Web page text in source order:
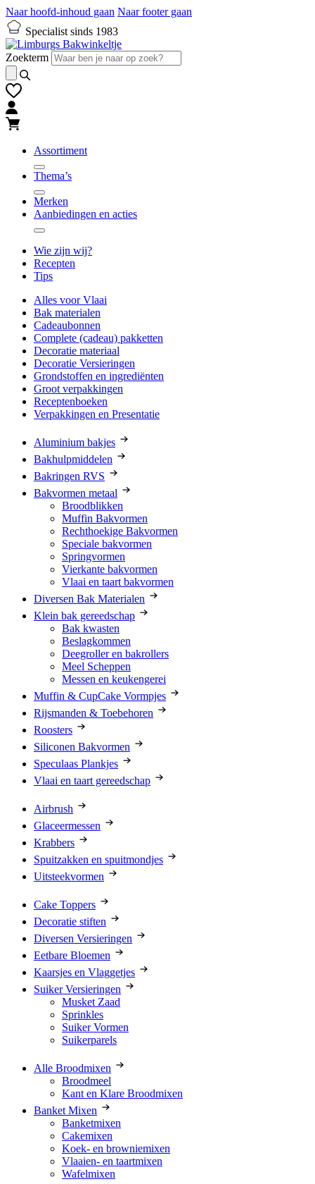
Naar hoofd-inhoud gaan Naar footer gaan
Specialist sinds 1983
Zoekterm
Assortiment
Thema’s
Merken
Aanbiedingen en acties
Wie zijn wij?
Recepten
Tips
Alles voor Vlaai
Bak materialen
Cadeaubonnen
Complete (cadeau) pakketten
Decoratie materiaal
Decoratie Versieringen
Grondstoffen en ingrediënten
Groot verpakkingen
Receptenboeken
Verpakkingen en Presentatie
Aluminium bakjes
Bakhulpmiddelen
Bakringen RVS
Bakvormen metaal
Broodblikken
Muffin Bakvormen
Rechthoekige Bakvormen
Speciale bakvormen
Springvormen
Vierkante bakvormen
Vlaai en taart bakvormen
Diversen Bak Materialen
Klein bak gereedschap
Bak kwasten
Beslagkommen
Deegroller en bakrollers
Meel Scheppen
Messen en keukengerei
Muffin & CupCake Vormpjes
Rijsmanden & Toebehoren
Roosters
Siliconen Bakvormen
Speculaas Plankjes
Vlaai en taart gereedschap
Airbrush
Glaceermessen
Krabbers
Spuitzakken en spuitmondjes
Uitsteekvormen
Cake Toppers
Decoratie stiften
Diversen Versieringen
Eetbare Bloemen
Kaarsjes en Vlaggetjes
Suiker Versieringen
Musket Zaad
Sprinkles
Suiker Vormen
Suikerparels
Alle Broodmixen
Broodmeel
Kant en Klare Broodmixen
Banket Mixen
Banketmixen
Cakemixen
Koek- en browniemixen
Vlaaien- en taartmixen
Wafelmixen